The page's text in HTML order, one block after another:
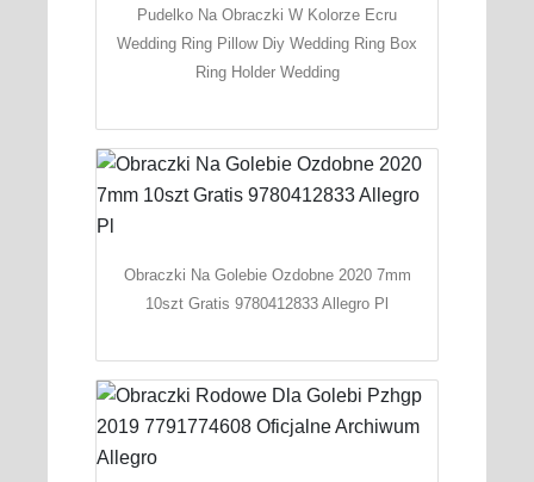
Pudelko Na Obraczki W Kolorze Ecru
Wedding Ring Pillow Diy Wedding Ring Box
Ring Holder Wedding
Obraczki Na Golebie Ozdobne 2020 7mm
10szt Gratis 9780412833 Allegro Pl